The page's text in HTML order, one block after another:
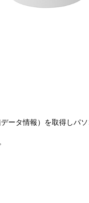
ータ情報）を取得しパソ